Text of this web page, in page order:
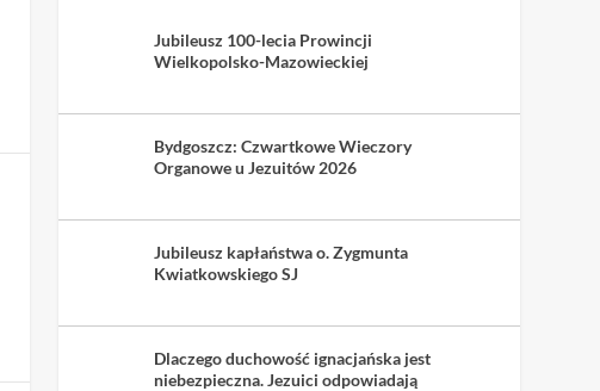
Jubileusz 100-lecia Prowincji
Wielkopolsko-Mazowieckiej
Bydgoszcz: Czwartkowe Wieczory
Organowe u Jezuitów 2026
Jubileusz kapłaństwa o. Zygmunta
Kwiatkowskiego SJ
Dlaczego duchowość ignacjańska jest
niebezpieczna. Jezuici odpowiadają